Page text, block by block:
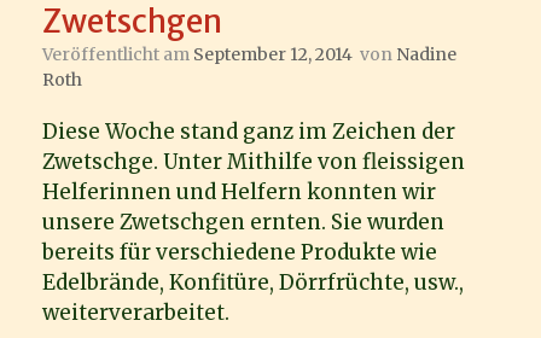
Zwetschgen
Veröffentlicht am September 12, 2014 von Nadine
Roth
Diese Woche stand ganz im Zeichen der
Zwetschge. Unter Mithilfe von fleissigen
Helferinnen und Helfern konnten wir
unsere Zwetschgen ernten. Sie wurden
bereits für verschiedene Produkte wie
Edelbrände, Konfitüre, Dörrfrüchte, usw.,
weiterverarbeitet.